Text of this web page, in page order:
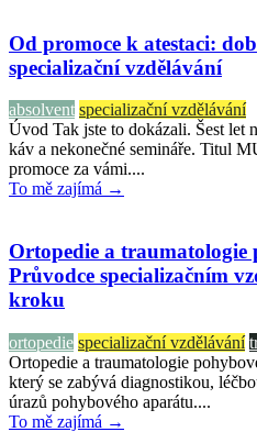
Od promoce k atestaci:
specializační vzdělávání
absolvent specializační vzdělávání
Úvod Tak jste to dokázali. Šest let
káv a nekonečné semináře. Titul
promoce za vámi....
To mě zajímá →
Ortopedie a traumatologie
Průvodce specializačním
kroku
ortopedie specializační vzdělávání
Ortopedie a traumatologie
který se zabývá diagnostikou,
úrazů pohybového aparátu....
To mě zajímá →